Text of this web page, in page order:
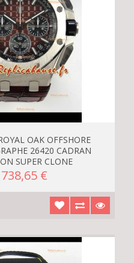
OAK OFFSHORE
26420 CADRAN
SUPER CLONE
738,65 €